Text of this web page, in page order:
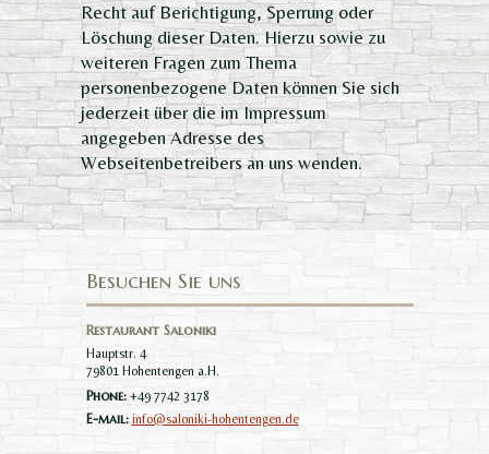
Recht auf Berichtigung, Sperrung oder
Löschung dieser Daten. Hierzu sowie zu
weiteren Fragen zum Thema
personenbezogene Daten können Sie sich
jederzeit über die im Impressum
angegeben Adresse des
Webseitenbetreibers an uns wenden.
Besuchen Sie uns
Restaurant Saloniki
Hauptstr. 4
79801 Hohentengen a.H.
Phone:+49 7742 3178
E-mail: info@saloniki-hohentengen.de